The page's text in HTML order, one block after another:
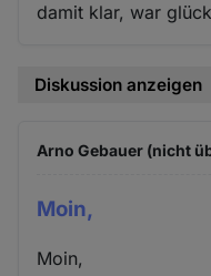
damit klar, war
Diskussion anzeigen
Arno Gebauer (nicht
Moin,
Moin,